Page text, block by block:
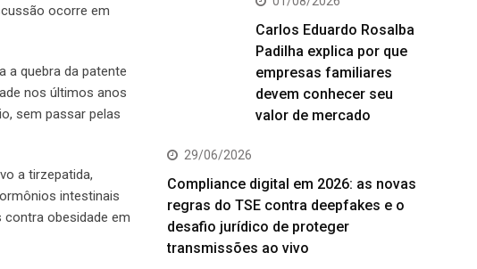
ocorre em
a quebra da patente
nos últimos anos
sem passar pelas
a tirzepatida,
intestinais
contra obesidade em
Carlos Eduardo Rosalba
Padilha explica por que
empresas familiares
devem conhecer seu
valor de mercado
29/06/2026
Compliance digital em 2026: as novas
regras do TSE contra deepfakes e o
desafio jurídico de proteger
transmissões ao vivo